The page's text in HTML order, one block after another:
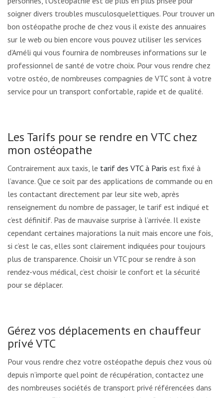
soigner divers troubles musculosquelettiques. Pour trouver un
bon ostéopathe proche de chez vous il existe des annuaires
sur le web ou bien encore vous pouvez utiliser les services
d’Améli qui vous fournira de nombreuses informations sur le
professionnel de santé de votre choix. Pour vous rendre chez
votre ostéo, de nombreuses compagnies de VTC sont à votre
service pour un transport confortable, rapide et de qualité.
Les Tarifs pour se rendre en VTC chez
mon ostéopathe
Contrairement aux taxis, le tarif des VTC à Paris est fixé à
l’avance. Que ce soit par des applications de commande ou en
les contactant directement par leur site web, après
renseignement du nombre de passager, le tarif est indiqué et
c’est définitif. Pas de mauvaise surprise à l’arrivée. Il existe
cependant certaines majorations la nuit mais encore une fois,
si c’est le cas, elles sont clairement indiquées pour toujours
plus de transparence. Choisir un VTC pour se rendre à son
rendez-vous médical, c’est choisir le confort et la sécurité
pour se déplacer.
Gérez vos déplacements en chauffeur
privé VTC
Pour vous rendre chez votre ostéopathe depuis chez vous où
depuis n’importe quel point de récupération, contactez une
des nombreuses sociétés de transport privé référencées dans